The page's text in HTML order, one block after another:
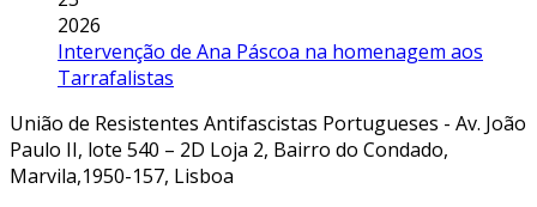
2026
Intervenção de Ana Páscoa na homenagem aos
Tarrafalistas
União de Resistentes Antifascistas Portugueses - Av. João
Paulo II, lote 540 – 2D Loja 2, Bairro do Condado,
Marvila,1950-157, Lisboa